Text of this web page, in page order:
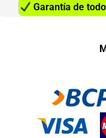
Garantía de